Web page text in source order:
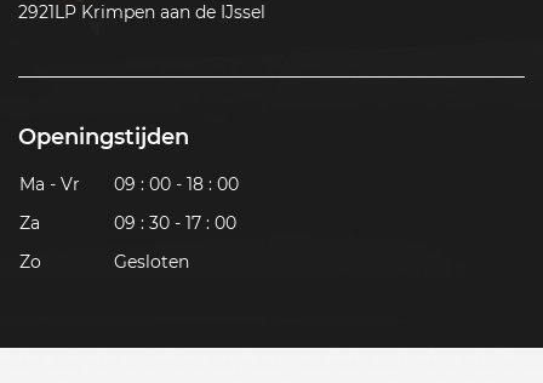
2921LP Krimpen aan de IJssel
Openingstijden
Ma - Vr
09 : 00 - 18 : 00
Za
09 : 30 - 17 : 00
Zo
Gesloten